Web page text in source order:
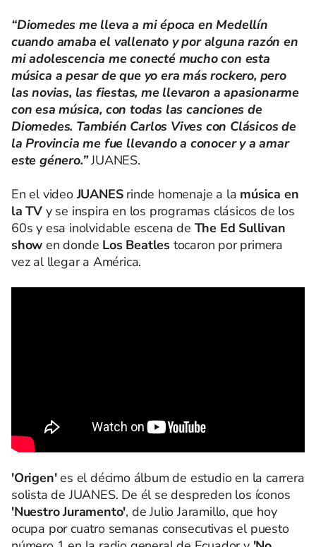
“Diomedes me lleva a mi época en Medellín
cuando amaba el vallenato y por alguna razón en
mi adolescencia me conecté mucho con esta
música a pesar de que yo era más rockero, pero
las novias, las fiestas, me llevaron a apasionarme
con esa música, con todas las canciones de
Diomedes. También Carlos Vives con Clásicos de
la Provincia me fue llevando a conocer y a amar
este género.”JUANES.
En el videoJUANESrinde homenaje a la música en
la TV y se inspira en los programas clásicos de los
60s y esa inolvidable escena de The Ed Sullivan
show en donde Los Beatles tocaron por primera
vez al llegar a América.
'Origen'es el décimo álbum de estudio en la carrera
solista de JUANES. De él se despreden los íconos
'Nuestro Juramento', de Julio Jaramillo, que hoy
ocupa por cuatro semanas consecutivas el puesto